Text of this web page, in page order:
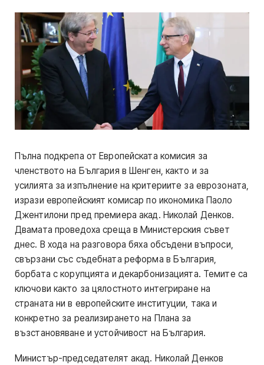
Пълна подкрепа от Европейската комисия за
членството на България в Шенген, както и за
усилията за изпълнение на критериите за еврозоната,
изрази европейският комисар по икономика Паоло
Джентилони пред премиера акад. Николай Денков.
Двамата проведоха среща в Министерския съвет
днес. В хода на разговора бяха обсъдени въпроси,
свързани със съдебната реформа в България,
борбата с корупцията и декарбонизацията. Темите са
ключови както за цялостното интегриране на
страната ни в европейските институции, така и
конкретно за реализирането на Плана за
възстановяване и устойчивост на България.
Министър-председателят акад. Николай Денков